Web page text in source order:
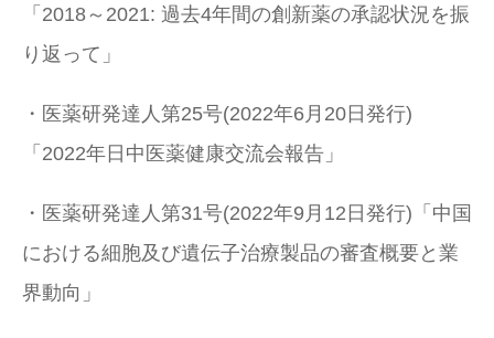
「2018～2021: 過去4年間の創新薬の承認状況を振
り返って」
・医薬研発達人第25号(2022年6月20日発行)
「2022年日中医薬健康交流会報告」
・医薬研発達人第31号(2022年9月12日発行)「中国
における細胞及び遺伝子治療製品の審査概要と業
界動向」